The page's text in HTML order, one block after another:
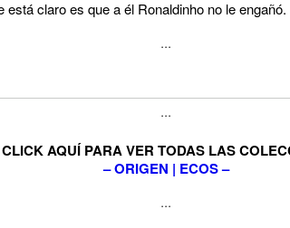
claro es que a él Ronaldinho no le engañó.
···
···
AQUÍ PARA VER TODAS LAS
– ORIGEN | ECOS –
···